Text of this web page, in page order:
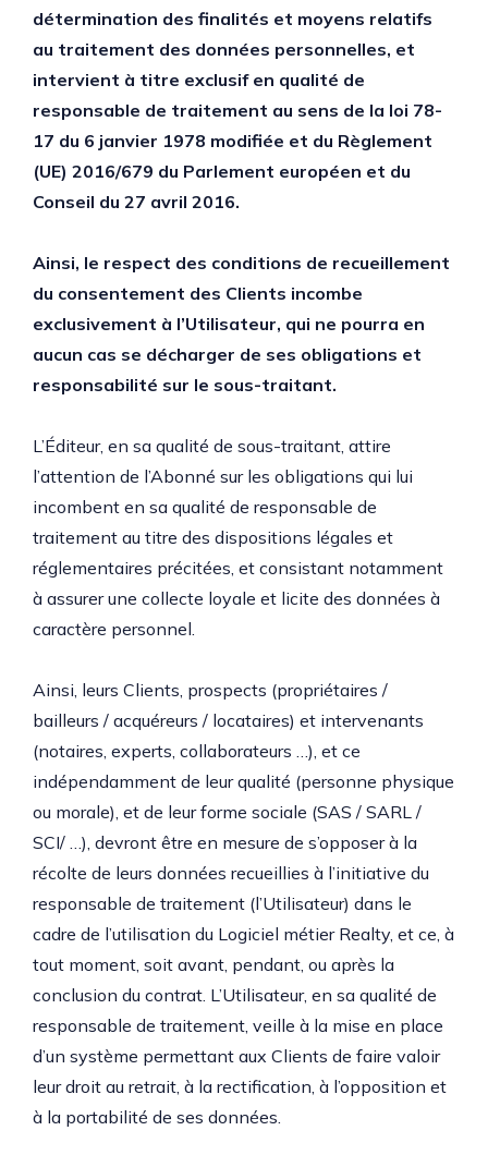
détermination des finalités et moyens relatifs
au traitement des données personnelles, et
intervient à titre exclusif en qualité de
responsable de traitement au sens de la loi 78-
17 du 6 janvier 1978 modifiée et du Règlement
(UE) 2016/679 du Parlement européen et du
Conseil du 27 avril 2016.
Ainsi, le respect des conditions de recueillement
du consentement des Clients incombe
exclusivement à l’Utilisateur, qui ne pourra en
aucun cas se décharger de ses obligations et
responsabilité sur le sous-traitant.
L’Éditeur, en sa qualité de sous-traitant, attire
l’attention de l’Abonné sur les obligations qui lui
incombent en sa qualité de responsable de
traitement au titre des dispositions légales et
réglementaires précitées, et consistant notamment
à assurer une collecte loyale et licite des données à
caractère personnel.
Ainsi, leurs Clients, prospects (propriétaires /
bailleurs / acquéreurs / locataires) et intervenants
(notaires, experts, collaborateurs …), et ce
indépendamment de leur qualité (personne physique
ou morale), et de leur forme sociale (SAS / SARL /
SCI/ …), devront être en mesure de s’opposer à la
récolte de leurs données recueillies à l’initiative du
responsable de traitement (l’Utilisateur) dans le
cadre de l’utilisation du Logiciel métier Realty, et ce, à
tout moment, soit avant, pendant, ou après la
conclusion du contrat. L’Utilisateur, en sa qualité de
responsable de traitement, veille à la mise en place
d’un système permettant aux Clients de faire valoir
leur droit au retrait, à la rectification, à l’opposition et
à la portabilité de ses données.